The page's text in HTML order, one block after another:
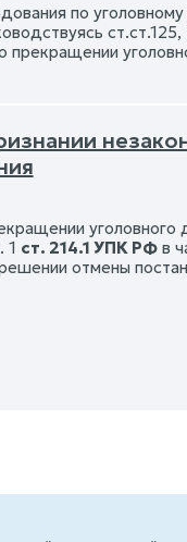
по
ст.ст.125,
уголовного
1 ст. 214.1 УПК РФв
отмены